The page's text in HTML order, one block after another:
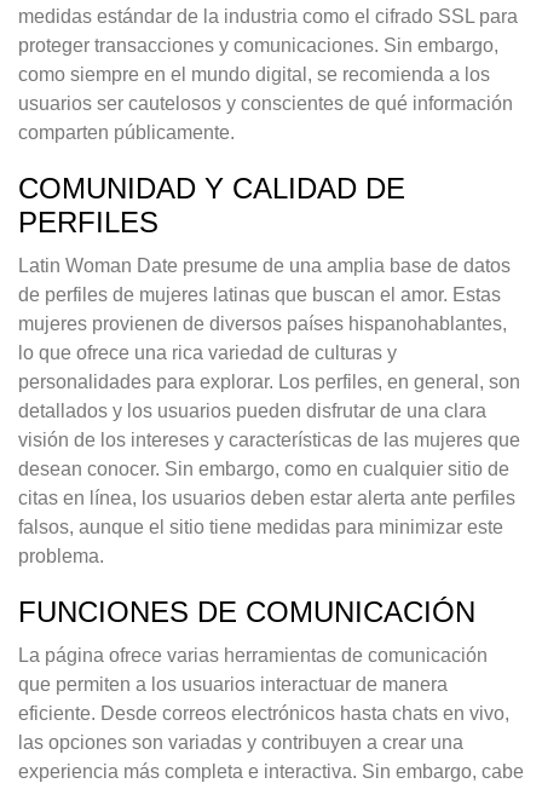
medidas estándar de la industria como el cifrado SSL para
proteger transacciones y comunicaciones. Sin embargo,
como siempre en el mundo digital, se recomienda a los
usuarios ser cautelosos y conscientes de qué información
comparten públicamente.
COMUNIDAD Y CALIDAD DE
PERFILES
Latin Woman Date presume de una amplia base de datos
de perfiles de mujeres latinas que buscan el amor. Estas
mujeres provienen de diversos países hispanohablantes,
lo que ofrece una rica variedad de culturas y
personalidades para explorar. Los perfiles, en general, son
detallados y los usuarios pueden disfrutar de una clara
visión de los intereses y características de las mujeres que
desean conocer. Sin embargo, como en cualquier sitio de
citas en línea, los usuarios deben estar alerta ante perfiles
falsos, aunque el sitio tiene medidas para minimizar este
problema.
FUNCIONES DE COMUNICACIÓN
La página ofrece varias herramientas de comunicación
que permiten a los usuarios interactuar de manera
eficiente. Desde correos electrónicos hasta chats en vivo,
las opciones son variadas y contribuyen a crear una
experiencia más completa e interactiva. Sin embargo, cabe